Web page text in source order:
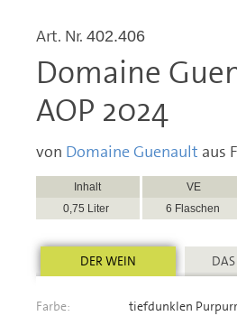
Art. Nr. 402.406
Domaine
AOP 2024
von Domaine Guenault aus
Inhalt
VE
0,75 Liter
6 Flaschen
DER WEIN
Farbe:
tiefdunklen